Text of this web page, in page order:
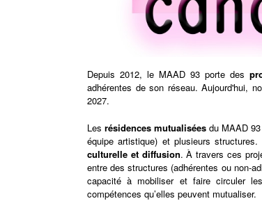
Depuis 2012, le MAAD 93 porte des
adhérentes de son réseau. Aujourd'hui,
2027.
Les résidences mutualisées du MAAD
équipe artistique) et plusieurs
culturelle et diffusion. À travers ces
entre des structures (adhérentes ou non-
capacité à mobiliser et faire circuler
compétences qu’elles peuvent mutualiser.